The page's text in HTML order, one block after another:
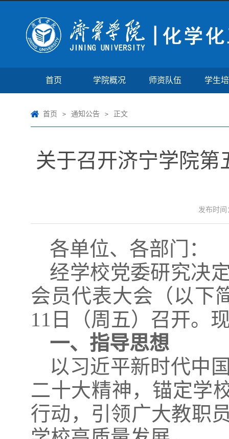
首页 学院概况 师资队伍 学生
首页 > 通知公告 > 正文
关于召开济宁学院
发布时间
各单位、各部门：
经学校党委研究决
会员代表大会（以下
11日（周五）召开。
一、指导思想
以习近平新时代中
二十大精神，锚定学
行动，引领广大教职